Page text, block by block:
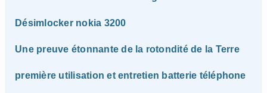
Désimlocker nokia 3200
Une preuve étonnante de la rotondité de la Terre
première utilisation et entretien batterie téléphone